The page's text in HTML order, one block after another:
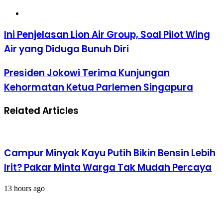
Ini
Penjelasan
Lion
Group,
Soal
Pilot
Wing
yang
Ini Penjelasan Lion Air Group, Soal Pilot Wing
Air yang Diduga Bunuh Diri
Presiden
Jokowi
Terima
Kehormatan
Ketua
Presiden Jokowi Terima Kunjungan
Kehormatan Ketua Parlemen Singapura
Related Articles
Campur Minyak Kayu Putih Bikin Bensin Lebih
Irit? Pakar Minta Warga Tak Mudah Percaya
13 hours ago